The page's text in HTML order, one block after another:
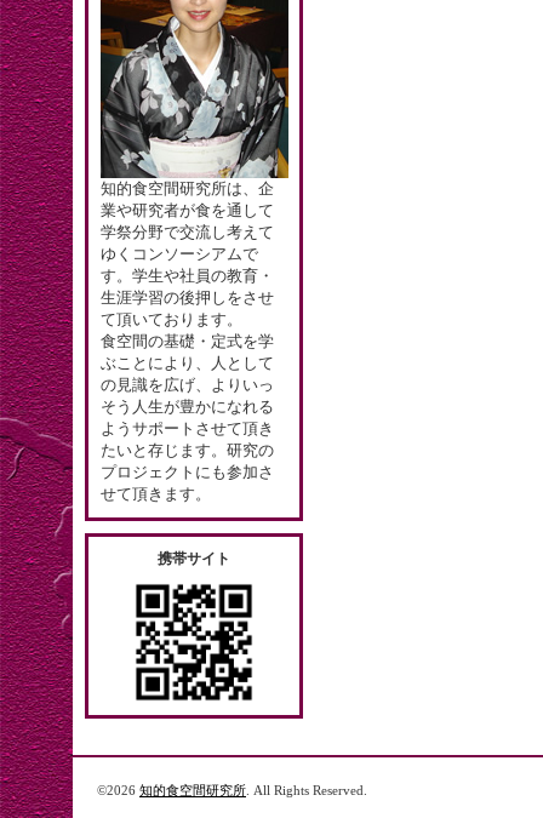
知的食空間研究所は、企
業や研究者が食を通して
学祭分野で交流し考えて
ゆくコンソーシアムで
す。学生や社員の教育・
生涯学習の後押しをさせ
て頂いております。
食空間の基礎・定式を学
ぶことにより、人として
の見識を広げ、よりいっ
そう人生が豊かになれる
ようサポートさせて頂き
たいと存じます。研究の
プロジェクトにも参加さ
せて頂きます。
携帯サイト
©2026 知的食空間研究所 . All Rights Reserved.